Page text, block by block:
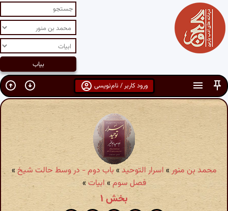
ورود کاربر / نام‌نویسی
محمد بن منور» اسرار التوحید » باب دوم - در وسط حالت شیخ»
فصل سوم»ابیات»
بخش ۱